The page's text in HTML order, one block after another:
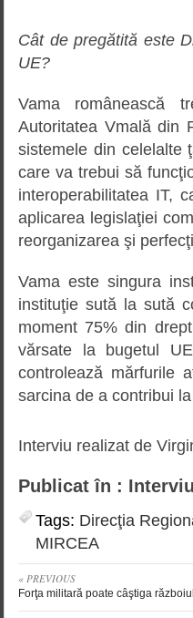
Cât de pregătită este
UE?
Vama românească
Autoritatea Vmală din
sistemele din celelalte
care va trebui să
interoperabilitatea IT,
aplicarea legislaţiei
reorganizarea şi
Vama este singura
instituţie sută la sută
moment 75% din
vărsate la bugetul
controlează mărfurile
sarcina de a contribui
Interviu realizat de
Publicat în :
Tags: Direcţia
MIRCEA
« PREVIOUS
Forţa militară poate câştiga